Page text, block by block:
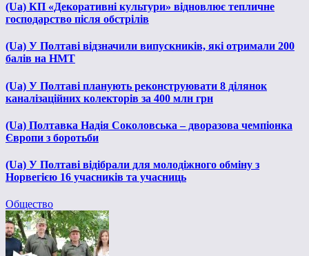
(Ua) КП «Декоративні культури» відновлює тепличне
господарство після обстрілів
(Ua) У Полтаві відзначили випускників, які отримали 200
балів на НМТ
(Ua) У Полтаві планують реконструювати 8 ділянок
каналізаційних колекторів за 400 млн грн
(Ua) Полтавка Надія Соколовська – дворазова чемпіонка
Європи з боротьби
(Ua) У Полтаві відібрали для молодіжного обміну з
Норвегією 16 учасників та учасниць
Общество